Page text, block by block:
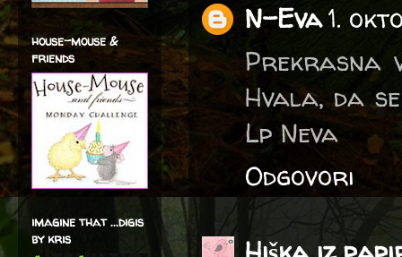
N-Eva1.
Prekrasna
Hvala, da
Lp Neva
Odgovori
house-mouse &
friends
imagine that ...digis
by kris